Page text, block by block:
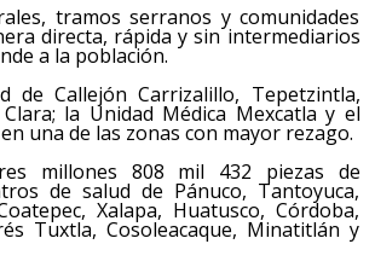
tramos serranos y comunidades
directa, rápida y sin intermediarios
a la población.
de Callejón Carrizalillo, Tepetzintla,
la Unidad Médica Mexcatla y el
una de las zonas con mayor rezago.
millones 808 mil 432 piezas de
de salud de Pánuco, Tantoyuca,
Xalapa, Huatusco, Córdoba,
Tuxtla, Cosoleacaque, Minatitlán y